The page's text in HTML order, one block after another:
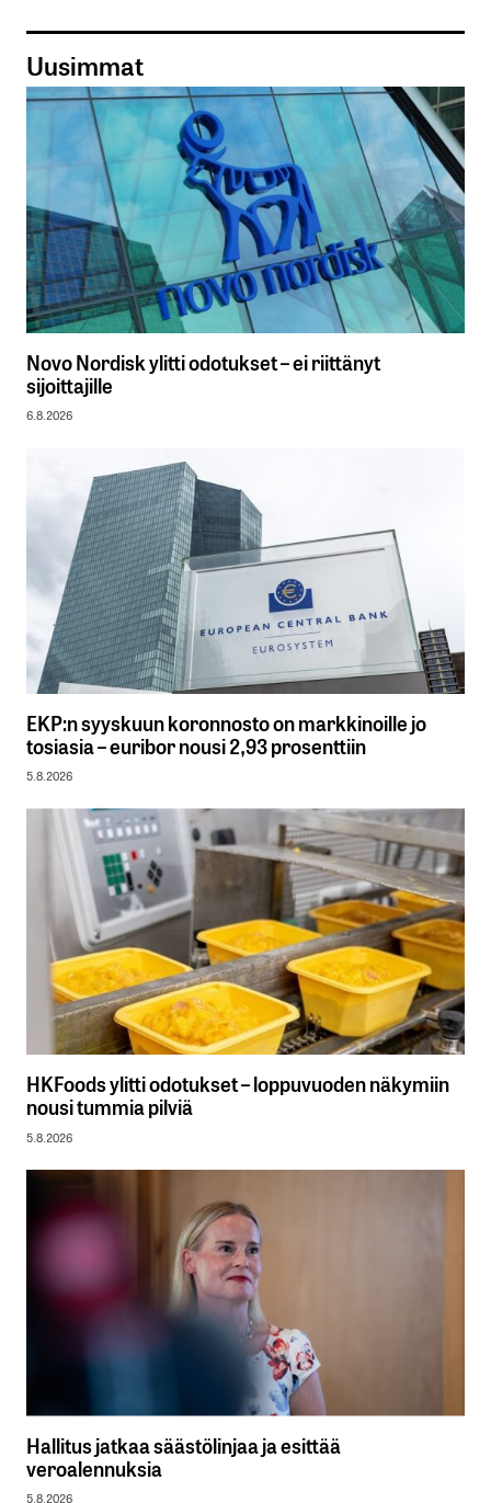
Uusimmat
Novo Nordisk ylitti odotukset – ei riittänyt
sijoittajille
6.8.2026
EKP:n syyskuun koronnosto on markkinoille jo
tosiasia – euribor nousi 2,93 prosenttiin
5.8.2026
HKFoods ylitti odotukset – loppuvuoden näkymiin
nousi tummia pilviä
5.8.2026
Hallitus jatkaa säästölinjaa ja esittää
veroalennuksia
5.8.2026